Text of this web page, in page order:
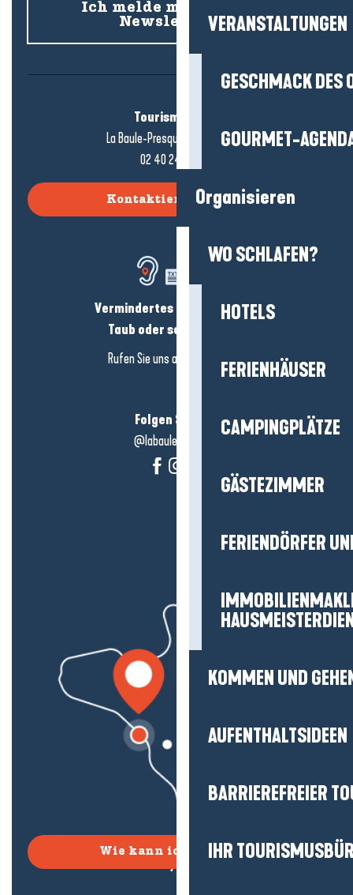
VERANSTALTUNGEN
GESCHMACK DES
GOURMET-
Organisieren
WO SCHLAFEN?
HOTELS
FERIENHÄUSER
CAMPINGPLÄTZE
GÄSTEZIMMER
FERIENDÖRFER
KOMMEN UND
AUFENTHALTSIDEEN
BARRIEREFREIER
IHR
Ich melde mich für den
Newsletter an
Tourismusbüro
La Baule-Presqu'île de Guérande
02 40 24 34 44
Kontaktieren Sie uns
Vermindertes Hörvermögen?
Taub oder schwerhörig?
Rufen Sie uns an in
hier klicken
Folgen Sie uns!
@labauleguérande
Wie kann ich kommen?